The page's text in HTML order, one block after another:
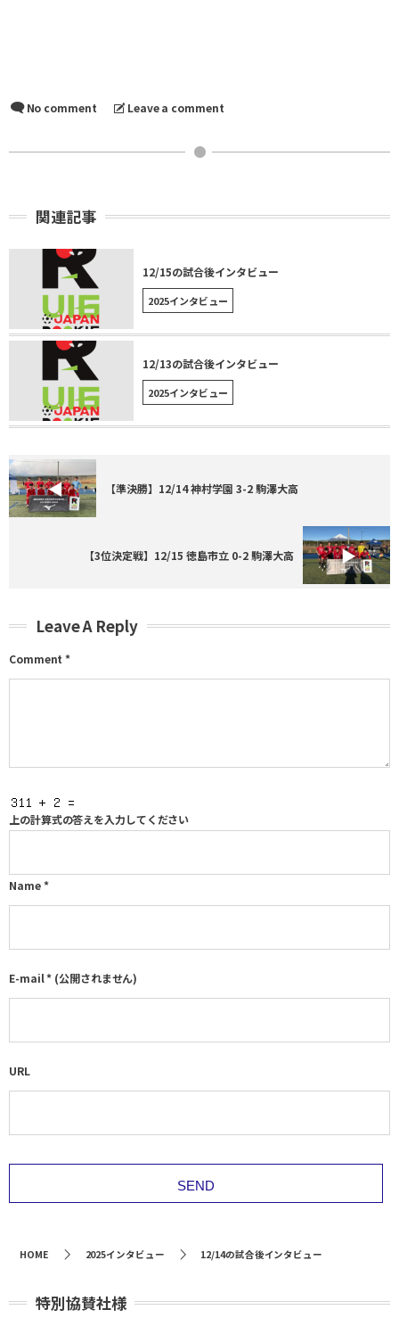
No comment Leave a comment
関連記事
12/15の試合後インタビュー
2025インタビュー
12/13の試合後インタビュー
2025インタビュー
【準決勝】12/14 神村学園 3-2 駒澤大高
【3位決定戦】12/15 徳島市立 0-2 駒澤大高
Leave A Reply
Comment *
上の計算式の答えを入力してください
Name*
E-mail* (公開されません)
URL
HOME 2025インタビュー 12/14の試合後インタビュー
特別協賛社様